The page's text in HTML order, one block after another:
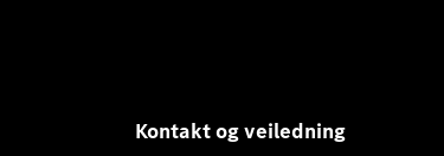
Kontakt og veiledning